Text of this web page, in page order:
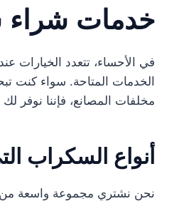
خدمات شراء
في الأحساء، تتعدد الخيارات
الخدمات المتاحة. سواء كنت
مخلفات المصانع، فإننا نوفر لك
أنواع السكراب
نحن نشتري مجموعة واسعة